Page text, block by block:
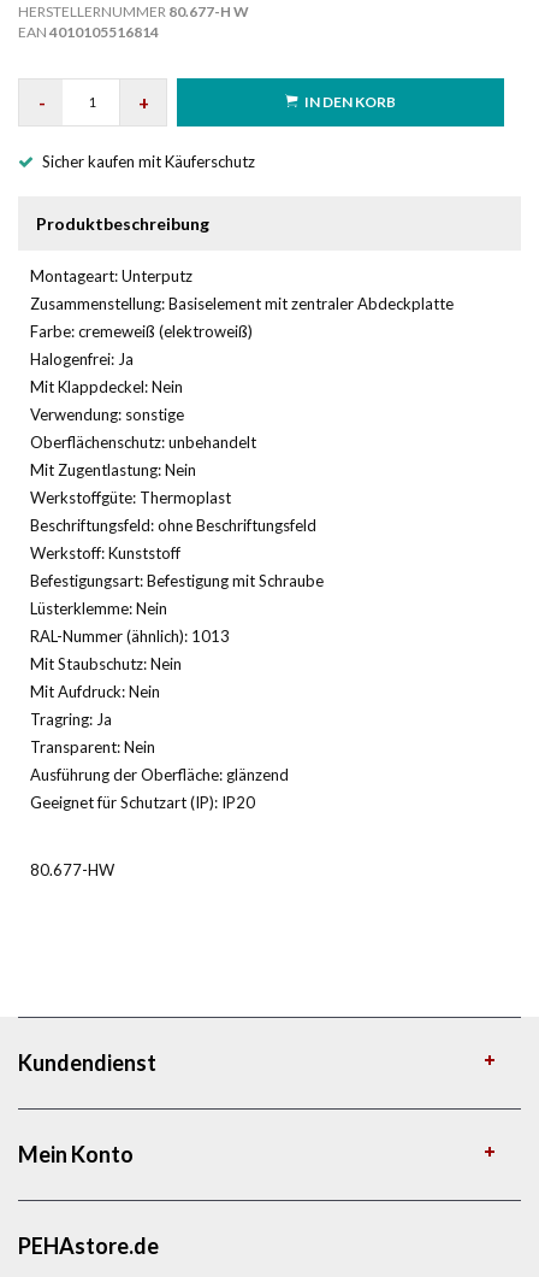
HERSTELLERNUMMER 80.677-H W
EAN 4010105516814
- + IN DEN KORB
Sicher kaufen mit Käuferschutz
Produktbeschreibung
Montageart: Unterputz
Zusammenstellung: Basiselement mit zentraler Abdeckplatte
Farbe: cremeweiß (elektroweiß)
Halogenfrei: Ja
Mit Klappdeckel: Nein
Verwendung: sonstige
Oberflächenschutz: unbehandelt
Mit Zugentlastung: Nein
Werkstoffgüte: Thermoplast
Beschriftungsfeld: ohne Beschriftungsfeld
Werkstoff: Kunststoff
Befestigungsart: Befestigung mit Schraube
Lüsterklemme: Nein
RAL-Nummer (ähnlich): 1013
Mit Staubschutz: Nein
Mit Aufdruck: Nein
Tragring: Ja
Transparent: Nein
Ausführung der Oberfläche: glänzend
Geeignet für Schutzart (IP): IP20
80.677-HW
Kundendienst
Mein Konto
PEHAstore.de